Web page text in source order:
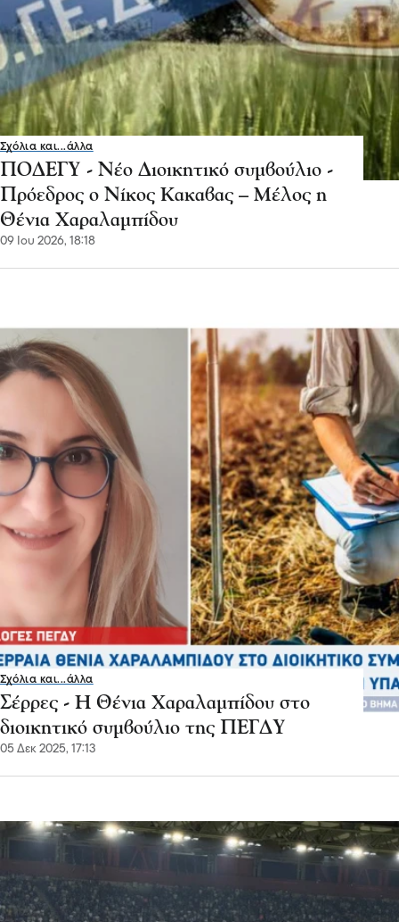
Σχόλια και...άλλα
ΠΟΔΕΓΥ - Νέο Διοικητικό συμβούλιο -
Πρόεδρος ο Νίκος Κακαβας – Μέλος η
Θένια Χαραλαμπίδου
09 Ιου 2026, 18:18
Σχόλια και...άλλα
Σέρρες - Η Θένια Χαραλαμπίδου στο
διοικητικό συμβούλιο της ΠΕΓΔΥ
05 Δεκ 2025, 17:13